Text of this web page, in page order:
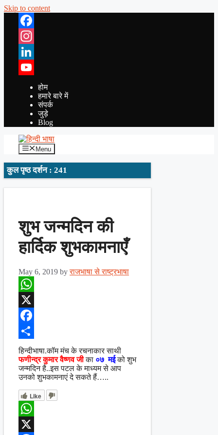
Skip to content
Facebook
Instagram
LinkedIn
YouTube
होम
हमारे बारे में
संपर्क
जुड़े
Blog
Menu
कुल पृष्ठ दर्शन : 241
शुभ जन्मदिन की
हार्दिक शुभकामनाएँ
May 6, 2019 byराजभाषा से राष्ट्रभाषा
WhatsApp
X
Facebook
Share
हिन्दीभाषा.कॉम मंच के रचनाकार साथी
फणीन्द्र कुमार वैष्णव जीका ०७ मई को शुभ
जन्मदिन है..इस पटल के माध्यम से आप
उनको शुभकामनाएं दे सकते हैं…..
Like
WhatsApp